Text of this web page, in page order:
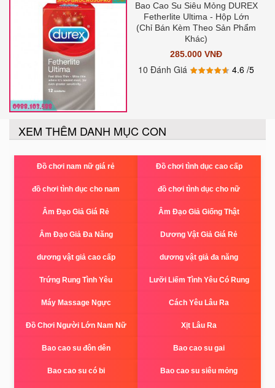
Bao Cao Su Siêu Mỏng DUREX
Fetherlite Ultima - Hộp Lớn
(Chỉ Bán Kèm Theo Sản Phẩm
Khác)
285.000 VNĐ
10 Đánh Giá 4.6/5
XEM THÊM DANH MỤC CON
Đồ chơi nam nữ giá rẻ Đồ chơi tình dục cao cấp
đồ chơi tình dục cho nam đồ chơi tình dục cho nữ
Âm Đạo Giả Giá Rẻ Âm Đạo Giả Giống Thật
Âm Đạo Giả Đa Năng Dương Vật Giả Giá Rẻ
dương vật giả cao cấp dương vật giả đa năng
Trứng Rung Tình Yêu Lưỡi Liếm Tình Yêu Có Rung
Máy Massage Ngực Cách Yêu Lâu Ra
Đồ Chơi Người Lớn Nam Nữ Xịt Lâu Ra
Bao cao su đôn dên Bao cao su gai
Bao cao su có bi Bao cao su siêu mỏng